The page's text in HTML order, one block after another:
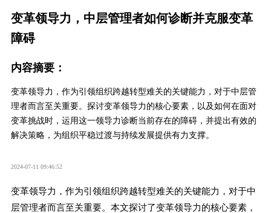
变革领导力，中层管理者如何诊断并克服变革
障碍
内容摘要：
变革领导力，作为引领组织跨越转型难关的关键能力，对于中层管
理者而言至关重要。探讨变革领导力的核心要素，以及如何在面对
变革挑战时，运用这一领导力诊断当前存在的障碍，并提出有效的
解决策略，为组织平稳过渡与持续发展提供有力支撑。
2024-07-11 09:46:52
变革领导力 ，作为引领组织跨越转型难关的关键能力，对于中
层管理者而言至关重要。本文探讨了变革领导力的核心要素，